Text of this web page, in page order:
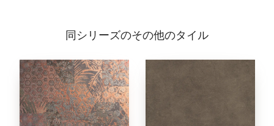
同シリーズのその他のタイル